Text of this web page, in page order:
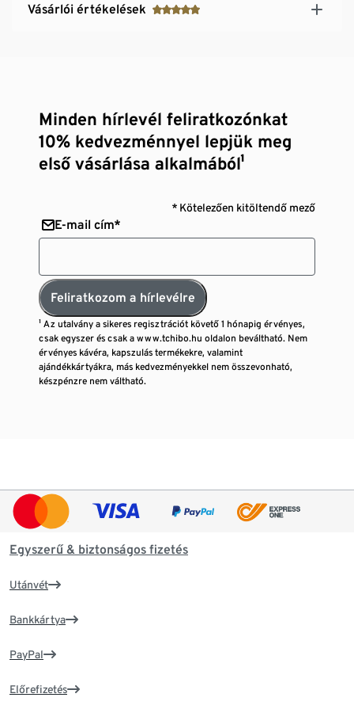
Vásárlói értékelések
Minden hírlevél feliratkozónkat
10% kedvezménnyel lepjük meg
első vásárlása alkalmából¹
* Kötelezően kitöltendő mező
E-mail cím*
Feliratkozom a hírlevélre
¹ Az utalvány a sikeres regisztrációt követő 1 hónapig érvényes,
csak egyszer és csak a www.tchibo.hu oldalon beváltható. Nem
érvényes kávéra, kapszulás termékekre, valamint
ajándékkártyákra, más kedvezményekkel nem összevonható,
készpénzre nem váltható.
Egyszerű & biztonságos fizetés
Utánvét
Bankkártya
PayPal
Előrefizetés